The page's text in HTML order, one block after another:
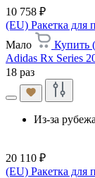
10 758 ₽
(EU) Ракетка для
Мало
Купить
Adidas Rx Series
18 раз
Из-за рубежа
20 110 ₽
(EU) Ракетка для